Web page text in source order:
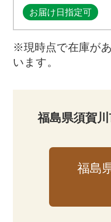
お届け日指定可
※現時点で在庫が
います。
福島県須賀
福島